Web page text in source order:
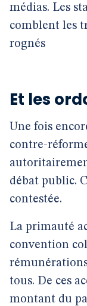
médias. Les
comblent les
rognés
Et les
Une fois
contre-
débat public.
contestée.
La primauté
convention
tous. De ces
montant du